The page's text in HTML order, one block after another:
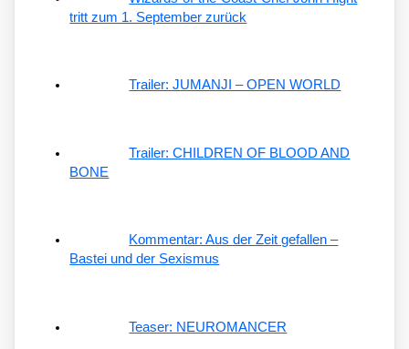
tritt zum 1. September zurück
Trailer: JUMANJI – OPEN WORLD
Trailer: CHILDREN OF BLOOD AND
BONE
Kommentar: Aus der Zeit gefallen –
Bastei und der Sexismus
Teaser: NEUROMANCER